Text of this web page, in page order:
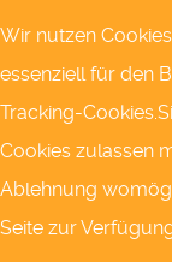
Nach diesem
Karten
Wir nutzen
essenziell für den
Tracking-
Cookies zulassen
Ablehnung
Seite zur